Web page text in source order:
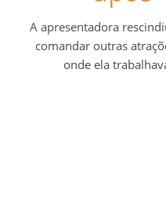
A apresentadora
comandar outras
onde ela